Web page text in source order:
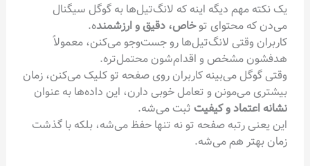
یک نکته مهم دیگه اینه که لانگ‌تیل‌ها به گوگل سیگنال
می‌دن که محتوای توخاص، دقیق و ارزشمنده.
کاربران وقتی لانگ‌تیل‌ها رو جست‌وجو می‌کنن، معمولاً
هدفشون مشخص و اقدام‌شون محتمل‌تره.
وقتی گوگل می‌بینه کاربران روی صفحه تو کلیک می‌کنن، زمان
بیشتری می‌مونن و تعامل خوبی دارن، این داده‌ها به عنوان
نشانه اعتماد و کیفیت ثبت می‌شه.
این یعنی رتبه صفحه تو نه تنها حفظ می‌شه، بلکه با گذشت
زمان بهتر هم می‌شه.